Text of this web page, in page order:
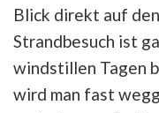
Blick direkt auf
Strandbesuch ist
windstillen Tagen
wird man fast